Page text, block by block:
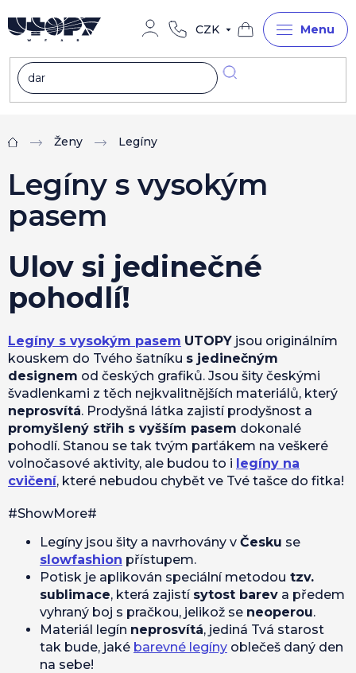
na
obsah
CZK
Nákupní
košík
Domů Ženy Legíny
Legíny s vysokým
pasem
Ulov si jedinečné
pohodlí!
Legíny s vysokým pasem UTOPY jsou originálním
kouskem do Tvého šatníku s jedinečným
designem od českých grafiků. Jsou šity českými
švadlenkami z těch nejkvalitnějších materiálů, který
neprosvítá. Prodyšná látka zajistí prodyšnost a
promyšlený střih s vyšším pasem dokonalé
pohodlí. Stanou se tak tvým parťákem na veškeré
volnočasové aktivity, ale budou to i legíny na
cvičení, které nebudou chybět ve Tvé tašce do fitka!
#ShowMore#
Legíny jsou šity a navrhovány v Česku se
slowfashion přístupem.
Potisk je aplikován speciální metodou tzv.
sublimace, která zajistí sytost barev a předem
vyhraný boj s pračkou, jelikož se neoperou.
Materiál legín neprosvítá, jediná Tvá starost
tak bude, jaké barevné legíny oblečeš daný den
na sebe!